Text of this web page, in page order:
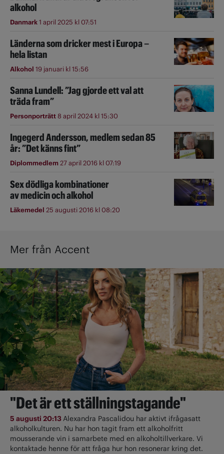
alkohol
Danmark1 april 2025 kl 07:51
Länderna som dricker mest i Europa –
hela listan
Alkohol 19 januari kl 15:56
Sanna Lundell: ”Jag gjorde ett val att
träda fram”
Personporträtt8 april 2024 kl 15:30
Ingegerd Andersson, medlem sedan 85
år: ”Det känns fint”
Diplommedlem27 april 2016 kl 07:19
Sex dödliga kombinationer
av medicin och alkohol
Läkemedel 25 augusti 2016 kl 08:20
Mer från Accent
"Det är ett ställningstagande"
5 augusti 20:13Alexandra Pascalidou har aktivt ifrågasatt
alkoholkulturen. Nu har hon tagit fram ett alkoholfritt
mousserande vin i samarbete med en alkoholtillverkare. Vi
kontaktade henne för att fråga hur hon resonerar kring det.